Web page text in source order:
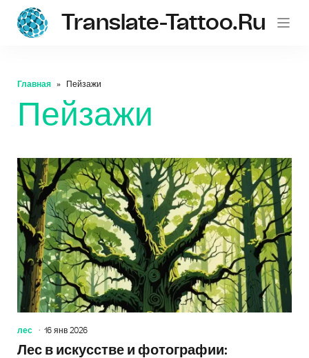
Translate-Tattoo.ru
Главная Пейзажи
Пейзажи
лес 16 янв 2026
Лес в искусстве и фотографии: